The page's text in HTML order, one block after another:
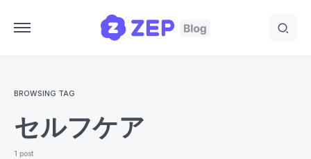
BROWSING TAG
セルフケア
1 post